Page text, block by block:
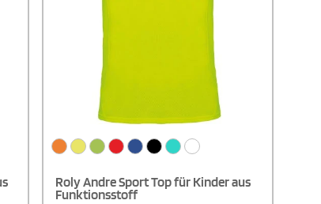
Roly Andre Sport Top für Kinder aus
Funktionsstoff